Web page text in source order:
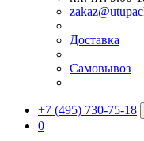
Доставка
Самовывоз
+7 (495) 730-75-18
0